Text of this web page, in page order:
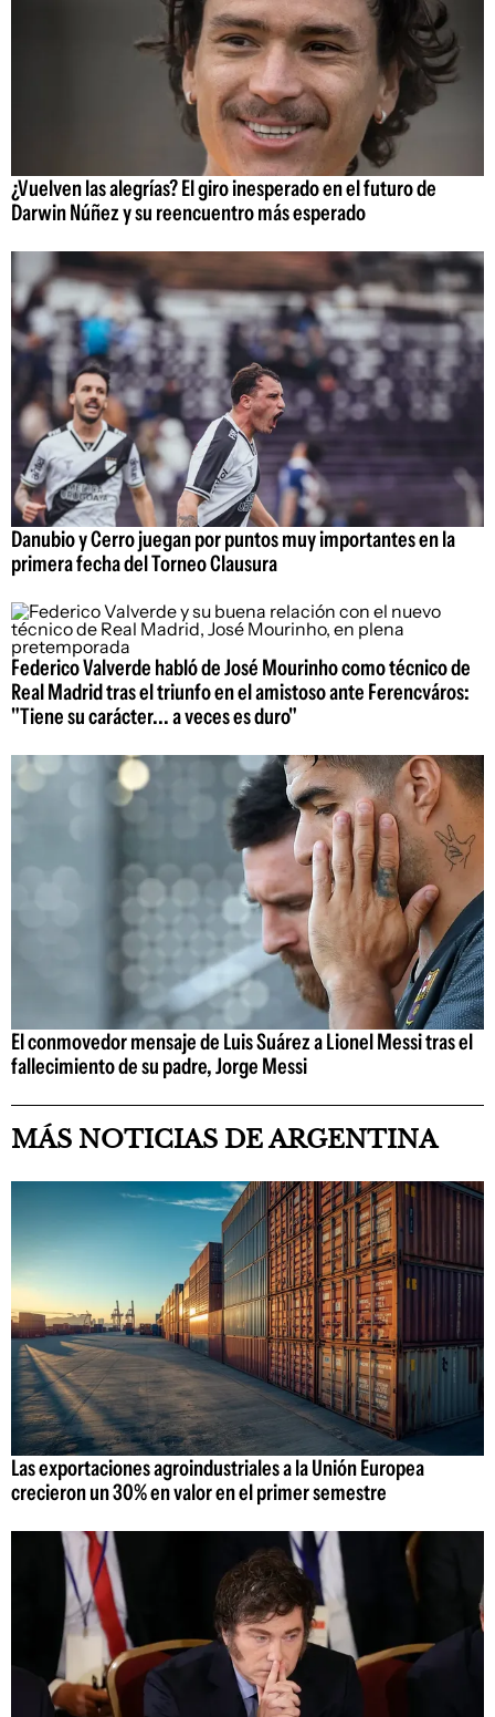
¿Vuelven las alegrías? El giro inesperado en el futuro de
Darwin Núñez y su reencuentro más esperado
Danubio y Cerro juegan por puntos muy importantes en la
primera fecha del Torneo Clausura
Federico Valverde habló de José Mourinho como técnico de
Real Madrid tras el triunfo en el amistoso ante Ferencváros:
"Tiene su carácter... a veces es duro"
El conmovedor mensaje de Luis Suárez a Lionel Messi tras el
fallecimiento de su padre, Jorge Messi
MÁS NOTICIAS DE ARGENTINA
Las exportaciones agroindustriales a la Unión Europea
crecieron un 30% en valor en el primer semestre